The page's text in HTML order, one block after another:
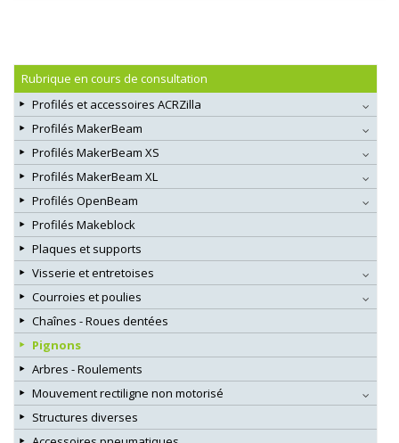
Rubrique en cours de consultation
Profilés et accessoires ACRZilla
Profilés MakerBeam
Profilés MakerBeam XS
Profilés MakerBeam XL
Profilés OpenBeam
Profilés Makeblock
Plaques et supports
Visserie et entretoises
Courroies et poulies
Chaînes - Roues dentées
Pignons
Arbres - Roulements
Mouvement rectiligne non motorisé
Structures diverses